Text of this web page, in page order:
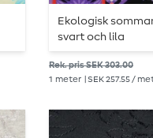
Ekologisk
svart och lila
Rek. pris SEK 303.00
1 meter | SEK 257.55 /